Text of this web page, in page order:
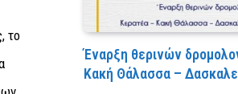
το
Έναρξη θερινών
Κακή Θάλασσα –